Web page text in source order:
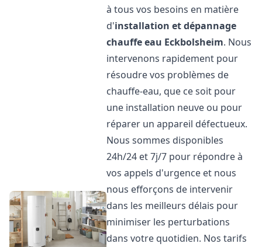
à tous vos besoins en matière
d'installation et dépannage
chauffe eau Eckbolsheim. Nous
intervenons rapidement pour
résoudre vos problèmes de
chauffe-eau, que ce soit pour
une installation neuve ou pour
réparer un appareil défectueux.
Nous sommes disponibles
24h/24 et 7j/7 pour répondre à
vos appels d'urgence et nous
nous efforçons de intervenir
dans les meilleurs délais pour
minimiser les perturbations
dans votre quotidien. Nos tarifs